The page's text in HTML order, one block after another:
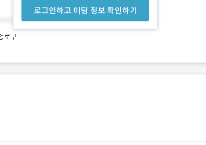
로그인하고 미팅 정보 확인하기
로구